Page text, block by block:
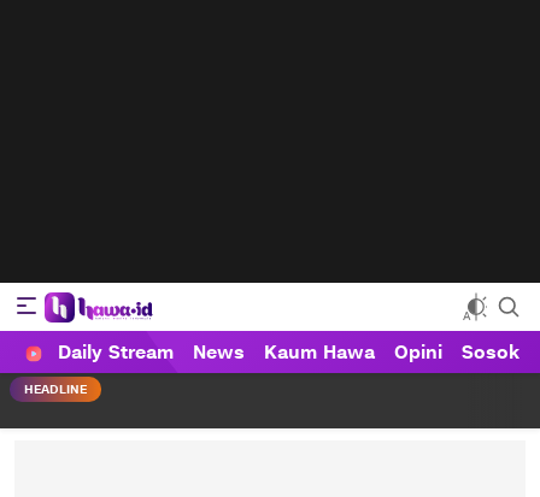
HAWA
Haluan Wanita Indonesia
Daily Stream News Kaum Hawa Opini Sosok
HEADLINE